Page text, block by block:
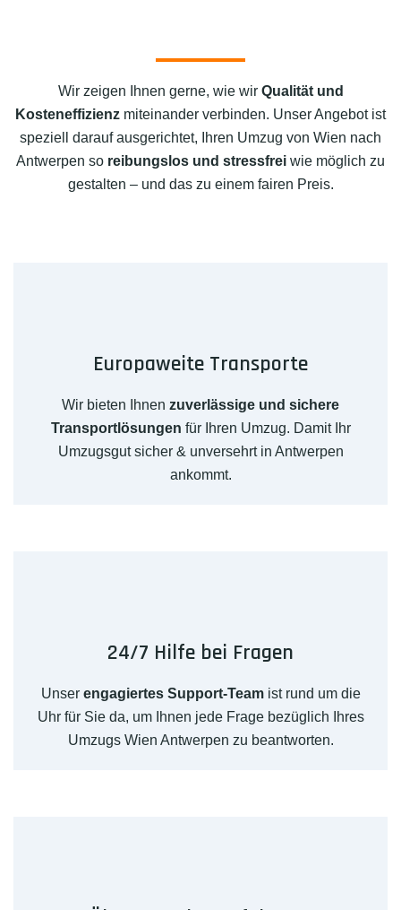
Wir zeigen Ihnen gerne, wie wir Qualität und
Kosteneffizienz miteinander verbinden. Unser Angebot ist
speziell darauf ausgerichtet, Ihren Umzug von Wien nach
Antwerpen so reibungslos und stressfrei wie möglich zu
gestalten – und das zu einem fairen Preis.
Europaweite Transporte
Wir bieten Ihnen zuverlässige und sichere
Transportlösungen für Ihren Umzug. Damit Ihr
Umzugsgut sicher & unversehrt in Antwerpen
ankommt.
24/7 Hilfe bei Fragen
Unser engagiertes Support-Teamist rund um die
Uhr für Sie da, um Ihnen jede Frage bezüglich Ihres
Umzugs Wien Antwerpen zu beantworten.